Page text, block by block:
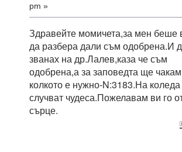
pm »
Здравейте момичета,за мен беше
да разбера дали съм одобрена.И
званах на др.Лалев,каза че съм
одобрена,а за заповедта ще чакам
колкото е нужно-N:3183.На
случват чудеса.Пожелавам ви го
сърце.